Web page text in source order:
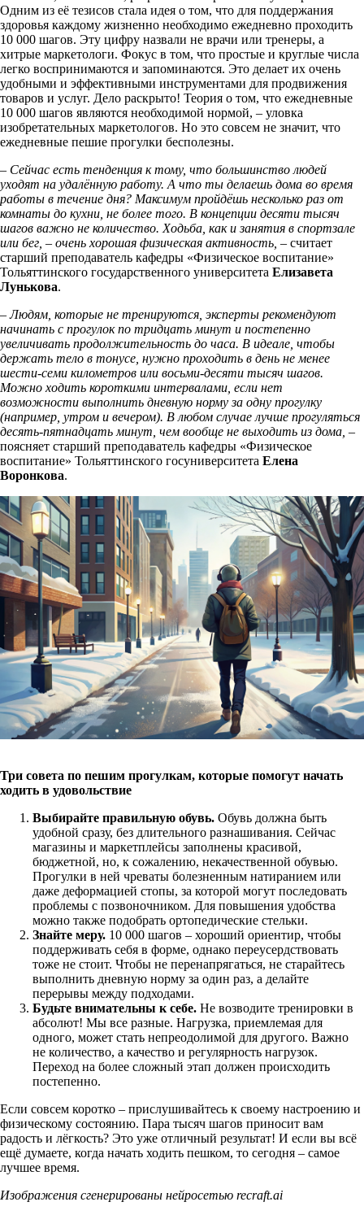
Одним из её тезисов стала идея о том, что для поддержания
здоровья каждому жизненно необходимо ежедневно проходить
10 000 шагов. Эту цифру назвали не врачи или тренеры, а
хитрые маркетологи. Фокус в том, что простые и круглые числа
легко воспринимаются и запоминаются. Это делает их очень
удобными и эффективными инструментами для продвижения
товаров и услуг. Дело раскрыто! Теория о том, что ежедневные
10 000 шагов являются необходимой нормой, – уловка
изобретательных маркетологов. Но это совсем не значит, что
ежедневные пешие прогулки бесполезны.
– Сейчас есть тенденция к тому, что большинство людей
уходят на удалённую работу. А что ты делаешь дома во время
работы в течение дня? Максимум пройдёшь несколько раз от
комнаты до кухни, не более того. В концепции десяти тысяч
шагов важно не количество. Ходьба, как и занятия в спортзале
или бег, – очень хорошая физическая активность, – считает
старший преподаватель кафедры «Физическое воспитание»
Тольяттинского государственного университета Елизавета
Лунькова.
– Людям, которые не тренируются, эксперты рекомендуют
начинать с прогулок по тридцать минут и постепенно
увеличивать продолжительность до часа. В идеале, чтобы
держать тело в тонусе, нужно проходить в день не менее
шести-семи километров или восьми-десяти тысяч шагов.
Можно ходить короткими интервалами, если нет
возможности выполнить дневную норму за одну прогулку
(например, утром и вечером). В любом случае лучше прогуляться
десять-пятнадцать минут, чем вообще не выходить из дома, –
поясняет старший преподаватель кафедры «Физическое
воспитание» Тольяттинского госуниверситета Елена
Воронкова.
Три совета по пешим прогулкам, которые помогут начать
ходить в удовольствие
Выбирайте правильную обувь. Обувь должна быть
удобной сразу, без длительного разнашивания. Сейчас
магазины и маркетплейсы заполнены красивой,
бюджетной, но, к сожалению, некачественной обувью.
Прогулки в ней чреваты болезненным натиранием или
даже деформацией стопы, за которой могут последовать
проблемы с позвоночником. Для повышения удобства
можно также подобрать ортопедические стельки.
Знайте меру. 10 000 шагов – хороший ориентир, чтобы
поддерживать себя в форме, однако переусердствовать
тоже не стоит. Чтобы не перенапрягаться, не старайтесь
выполнить дневную норму за один раз, а делайте
перерывы между подходами.
Будьте внимательны к себе. Не возводите тренировки в
абсолют! Мы все разные. Нагрузка, приемлемая для
одного, может стать непреодолимой для другого. Важно
не количество, а качество и регулярность нагрузок.
Переход на более сложный этап должен происходить
постепенно.
Если совсем коротко – прислушивайтесь к своему настроению и
физическому состоянию. Пара тысяч шагов приносит вам
радость и лёгкость? Это уже отличный результат! И если вы всё
ещё думаете, когда начать ходить пешком, то сегодня – самое
лучшее время.
Изображения сгенерированы нейросетью recraft.ai